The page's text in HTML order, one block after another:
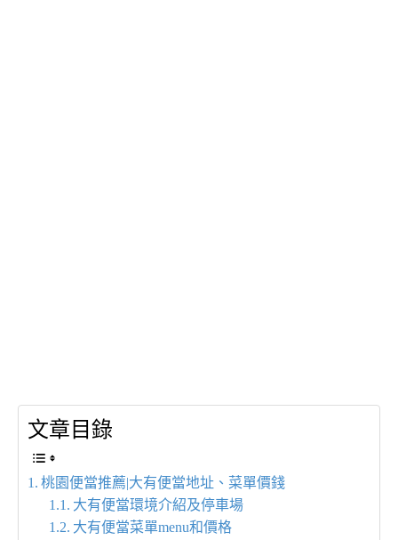
文章目錄
桃園便當推薦|大有便當地址、菜單價錢
大有便當環境介紹及停車場
大有便當菜單menu和價格